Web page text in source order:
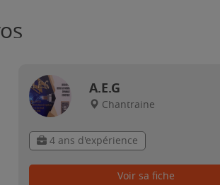
A.E.G
Chantraine
4 ans d'expérience
Voir sa fiche